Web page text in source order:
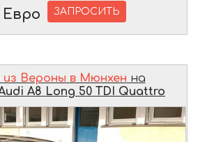
Евро ЗАПРОСИТЬ
из Вероны в Мюнхен на
A8 Long 50 TDI Quattro